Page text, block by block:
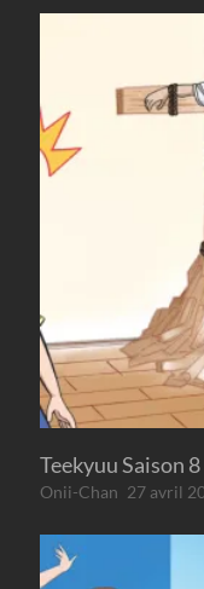
Teekyuu Saison
Onii-Chan 27 avril